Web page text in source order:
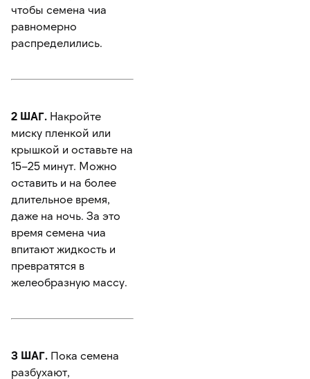
чтобы семена чиа
равномерно
распределились.
2 ШАГ. Накройте
миску пленкой или
крышкой и оставьте на
15–25 минут. Можно
оставить и на более
длительное время,
даже на ночь. За это
время семена чиа
впитают жидкость и
превратятся в
желеобразную массу.
3 ШАГ. Пока семена
разбухают,